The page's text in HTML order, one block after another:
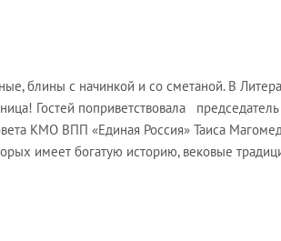
блины с начинкой и со сметаной. В
Гостей поприветствовала
КМО ВПП «Единая Россия» Таиса
имеет богатую историю, вековые